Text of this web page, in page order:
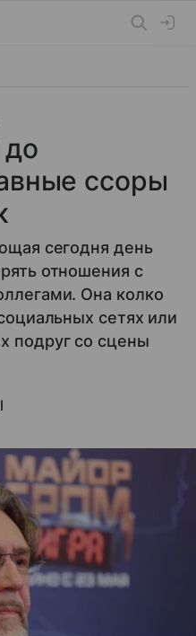
ссоры
сегодня день
отношения с
Она колко
сетях или
подруг со сцены